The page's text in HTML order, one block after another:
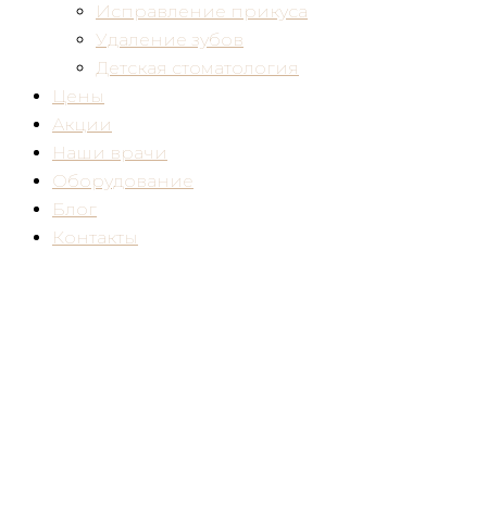
Исправление прикуса
Удаление зубов
Детская стоматология
Цены
Акции
Наши врачи
Оборудование
Блог
Контакты